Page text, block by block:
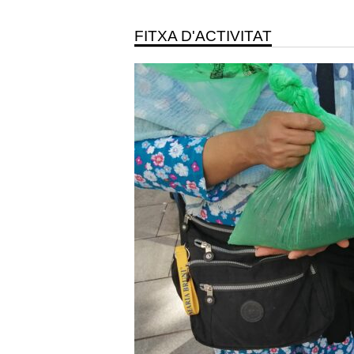
FITXA D'ACTIVITAT